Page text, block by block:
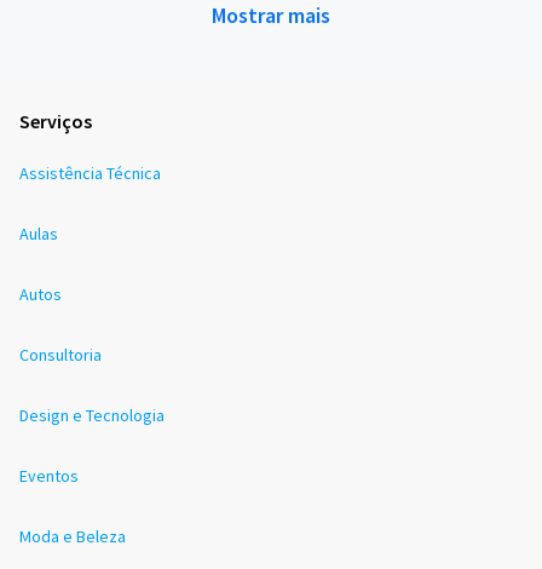
Mostrar mais
Serviços
Assistência Técnica
Aulas
Autos
Consultoria
Design e Tecnologia
Eventos
Moda e Beleza